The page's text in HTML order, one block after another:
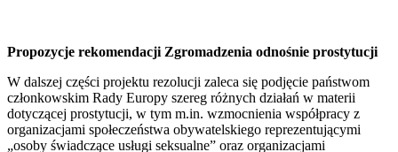
Propozycje rekomendacji Zgromadzenia odnośnie prostytucji
W dalszej części projektu rezolucji zaleca się podjęcie państwom
członkowskim Rady Europy szereg różnych działań w materii
dotyczącej prostytucji, w tym m.in. wzmocnienia współpracy z
organizacjami społeczeństwa obywatelskiego reprezentującymi
„osoby świadczące usługi seksualne” oraz organizacjami